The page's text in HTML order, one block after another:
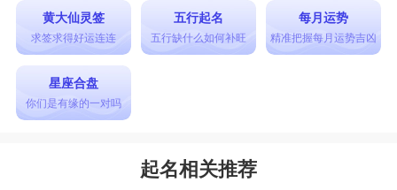
黄大仙灵签
求签求得好运连连
五行起名
五行缺什么如何补旺
每月运势
精准把握每月运势吉凶
星座合盘
你们是有缘的一对吗
起名相关推荐